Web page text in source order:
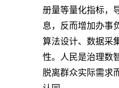
册量等量化指标，
息，反而增加办事
算法设计、数据采
性。人民是治理数
脱离群众实际需求